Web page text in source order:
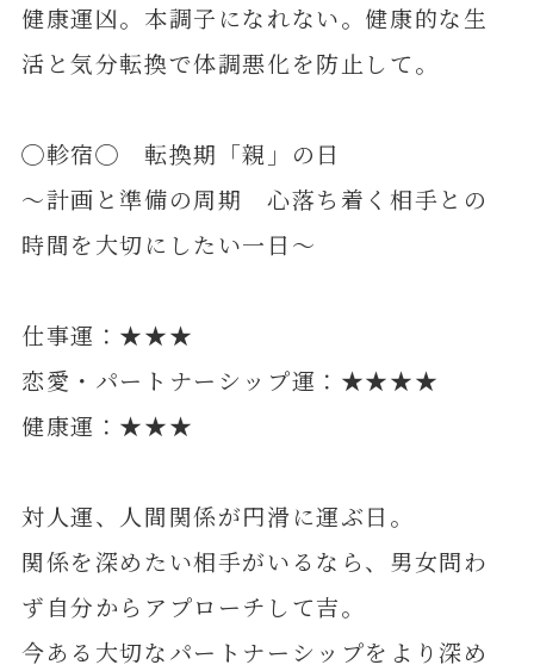
健康運凶。本調子になれない。健康的な生
活と気分転換で体調悪化を防止して。
◯軫宿◯ 転換期「親」の日
～計画と準備の周期 心落ち着く相手との
時間を大切にしたい一日～
仕事運：★★★
恋愛・パートナーシップ運：★★★★
健康運：★★★
対人運、人間関係が円滑に運ぶ日。
関係を深めたい相手がいるなら、男女問わ
ず自分からアプローチして吉。
今ある大切なパートナーシップをより深め